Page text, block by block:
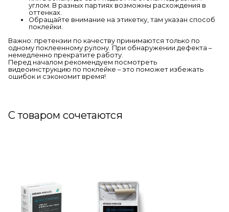
углом. В разных партиях возможны расхождения в
оттенках.
Обращайте внимание на этикетку, там указан способ
поклейки.
Важно: претензии по качеству принимаются только по
одному поклеенному рулону. При обнаружении дефекта –
немедленно прекратите работу.
Перед началом рекомендуем посмотреть
видеоинструкцию по поклейке – это поможет избежать
ошибок и сэкономит время!
С товаром сочетаются